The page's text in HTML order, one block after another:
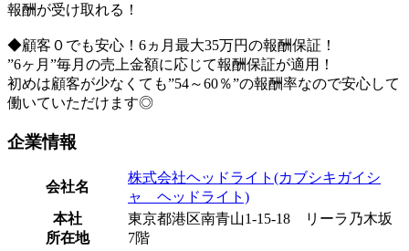
報酬が受け取れる！
◆顧客０でも安心！6ヵ月最大35万円の報酬保証！
”6ヶ月”毎月の売上金額に応じて報酬保証が適用！
初めは顧客が少なくても”54～60％”の報酬率なので安心して
働いていただけます◎
企業情報
会社名
株式会社ヘッドライト(カブシキガイシ
ャ ヘッドライト)
本社
所在地
東京都港区南青山1-15-18 リーラ乃木坂
7階